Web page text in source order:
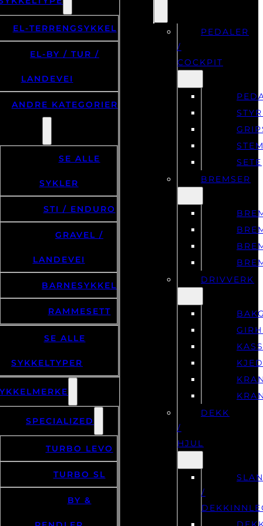
EL-TERRENGSYKKEL
EL-BY / TUR /
LANDEVEI
ANDRE KATEGORIER
SE ALLE
SYKLER
STI / ENDURO
GRAVEL /
LANDEVEI
BARNESYKKEL
RAMMESETT
SE ALLE
SYKKELTYPER
SPECIALIZED
TURBO LEVO
TURBO SL
BY &
PEDALER
/
COCKPIT
SETE
BREMSER
DRIVVERK
DEKK
/
HJUL
/